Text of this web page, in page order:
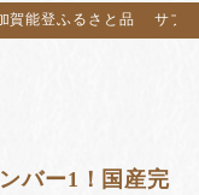
賀能登ふるさと品 サブ
バー1！国産完